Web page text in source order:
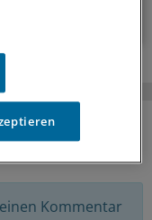
Kommentar